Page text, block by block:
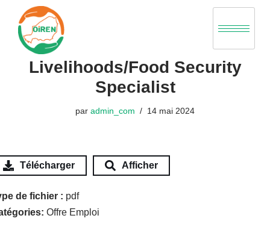
Aller
contenuLivelihoods/Food Security
Specialist
par admin_com 14 mai 2024
Télécharger Afficher
de fichier : pdf
Offre Emploi